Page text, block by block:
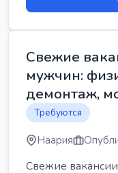
Свежие
мужчин:
демонтаж,
Требуются
Наария
Свежие